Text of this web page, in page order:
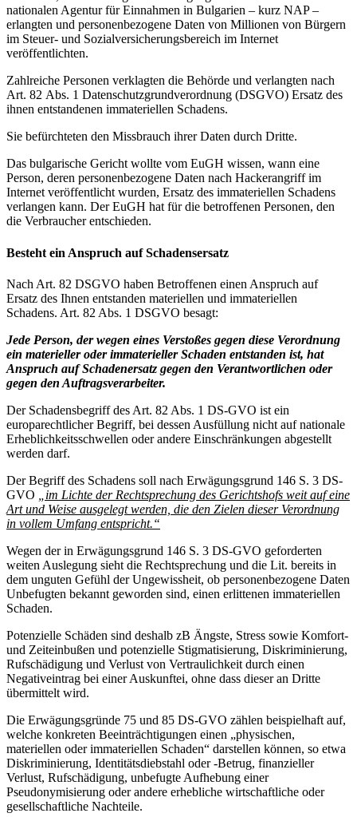
nationalen Agentur für Einnahmen in Bulgarien – kurz NAP –
erlangten und personenbezogene Daten von Millionen von Bürgern
im Steuer- und Sozialversicherungsbereich im Internet
veröffentlichten.
Zahlreiche Personen verklagten die Behörde und verlangten nach
Art. 82 Abs. 1 Datenschutzgrundverordnung (DSGVO) Ersatz des
ihnen entstandenen immateriellen Schadens.
Sie befürchteten den Missbrauch ihrer Daten durch Dritte.
Das bulgarische Gericht wollte vom EuGH wissen, wann eine
Person, deren personenbezogene Daten nach Hackerangriff im
Internet veröffentlicht wurden, Ersatz des immateriellen Schadens
verlangen kann. Der EuGH hat für die betroffenen Personen, den
die Verbraucher entschieden.
Besteht ein Anspruch auf Schadensersatz
Nach Art. 82 DSGVO haben Betroffenen einen Anspruch auf
Ersatz des Ihnen entstanden materiellen und immateriellen
Schadens. Art. 82 Abs. 1 DSGVO besagt:
Jede Person, der wegen eines Verstoßes gegen diese Verordnung
ein materieller oder immaterieller Schaden entstanden ist, hat
Anspruch auf Schadenersatz gegen den Verantwortlichen oder
gegen den Auftragsverarbeiter.
Der Schadensbegriff des Art. 82 Abs. 1 DS-GVO ist ein
europarechtlicher Begriff, bei dessen Ausfüllung nicht auf nationale
Erheblichkeitsschwellen oder andere Einschränkungen abgestellt
werden darf.
Der Begriff des Schadens soll nach Erwägungsgrund 146 S. 3 DS-
GVO
„im Lichte der Rechtsprechung des Gerichtshofs weit auf eine
Art und Weise ausgelegt werden, die den Zielen dieser Verordnung
in vollem Umfang entspricht.“
Wegen der in Erwägungsgrund 146 S. 3 DS-GVO geforderten
weiten Auslegung sieht die Rechtsprechung und die Lit. bereits in
dem unguten Gefühl der Ungewissheit, ob personenbezogene Daten
Unbefugten bekannt geworden sind, einen erlittenen immateriellen
Schaden.
Potenzielle Schäden sind deshalb zB Ängste, Stress sowie Komfort-
und Zeiteinbußen und potenzielle Stigmatisierung, Diskriminierung,
Rufschädigung und Verlust von Vertraulichkeit durch einen
Negativeintrag bei einer Auskunftei, ohne dass dieser an Dritte
übermittelt wird.
Die Erwägungsgründe 75 und 85 DS-GVO zählen beispielhaft auf,
welche konkreten Beeinträchtigungen einen „physischen,
materiellen oder immateriellen Schaden“ darstellen können, so etwa
Diskriminierung, Identitätsdiebstahl oder -Betrug, finanzieller
Verlust, Rufschädigung, unbefugte Aufhebung einer
Pseudonymisierung oder andere erhebliche wirtschaftliche oder
gesellschaftliche Nachteile.